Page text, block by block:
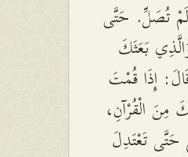
تُصَلِّ. حَتَّى
بَعَثَكَ
إِذَا قُمْتَ
مِنَ الْقُرْآنِ،
حَتَّى تَعْتَدِلَ